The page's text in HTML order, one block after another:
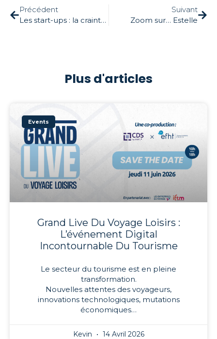
Précédent
Les start-ups : la crainte et les attentes
Suivant
Zoom sur… Estelle
Plus d'articles
Events
Grand Live Du Voyage Loisirs :
L’événement Digital
Incontournable Du Tourisme
Le secteur du tourisme est en pleine
transformation.
Nouvelles attentes des voyageurs,
innovations technologiques, mutations
économiques…
Kevin 14 Avril 2026